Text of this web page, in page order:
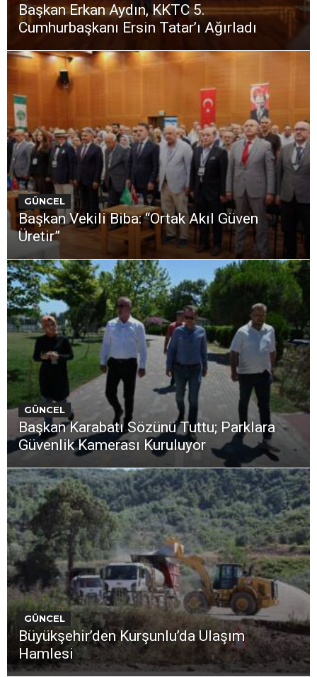
Başkan Erkan Aydın, KKTC 5.
Cumhurbaşkanı Ersin Tatar’ı Ağırladı
GÜNCEL
Başkan Vekili Biba: “Ortak Akıl Güven
Üretir”
GÜNCEL
Başkan Karabatı Sözünü Tuttu; Parklara
Güvenlik Kamerası Kuruluyor
GÜNCEL
Büyükşehir’den Kurşunlu’da Ulaşım
Hamlesi